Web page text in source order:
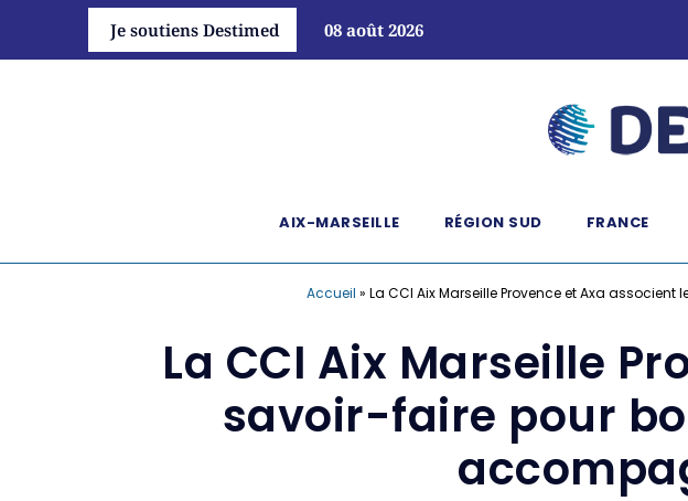
Je soutiens Destimed 08 août 2026
AIX-MARSEILLE RÉGION SUD FRANCE
Accueil » La CCI Aix Marseille Provence et Axa
La CCI Aix Marseille
savoir-faire pour